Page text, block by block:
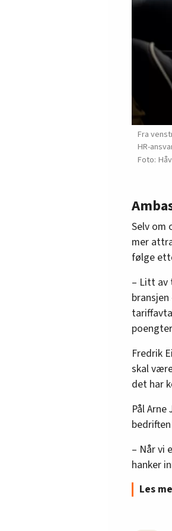
Fra
HR-
Selv om
mer
følge
– Litt av
Fredrik
skal
det har
Pål
– Når vi
hanker
Les